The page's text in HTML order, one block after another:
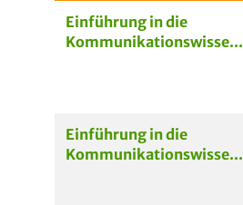
Einführung in die
Kommunikationswisse...
Einführung in die
Kommunikationswisse...